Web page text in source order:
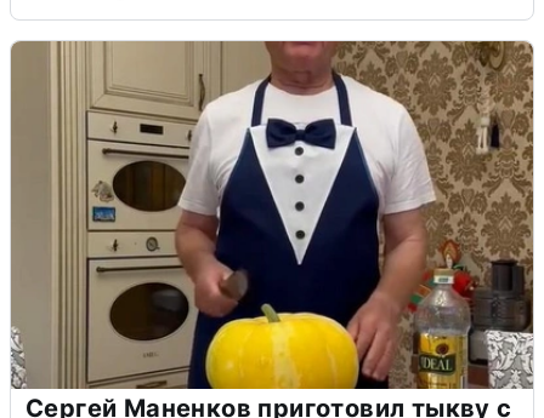
Сергей Маненков приготовил тыкву с